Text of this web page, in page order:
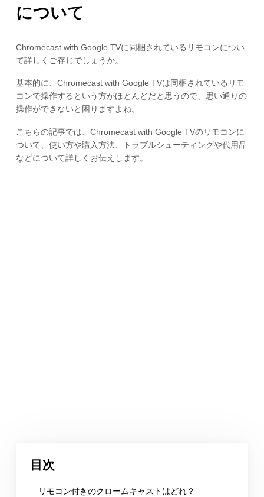
について
Chromecast with Google TVに同梱されているリモコンについ
て詳しくご存じでしょうか。
基本的に、Chromecast with Google TVは同梱されているリモ
コンで操作するという方がほとんどだと思うので、思い通りの
操作ができないと困りますよね。
こちらの記事では、Chromecast with Google TVのリモコンに
ついて、使い方や購入方法、トラブルシューティングや代用品
などについて詳しくお伝えします。
目次
リモコン付きのクロームキャストはどれ？